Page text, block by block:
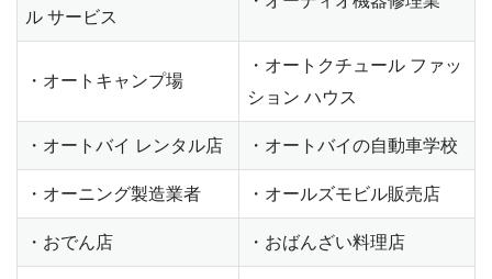
ル サービス
・オートキャンプ場
・オートクチュール ファッ
ション ハウス
・オートバイ レンタル店 ・オートバイの自動車学校
・オーニング製造業者 ・オールズモビル販売店
・おでん店 ・おばんざい料理店